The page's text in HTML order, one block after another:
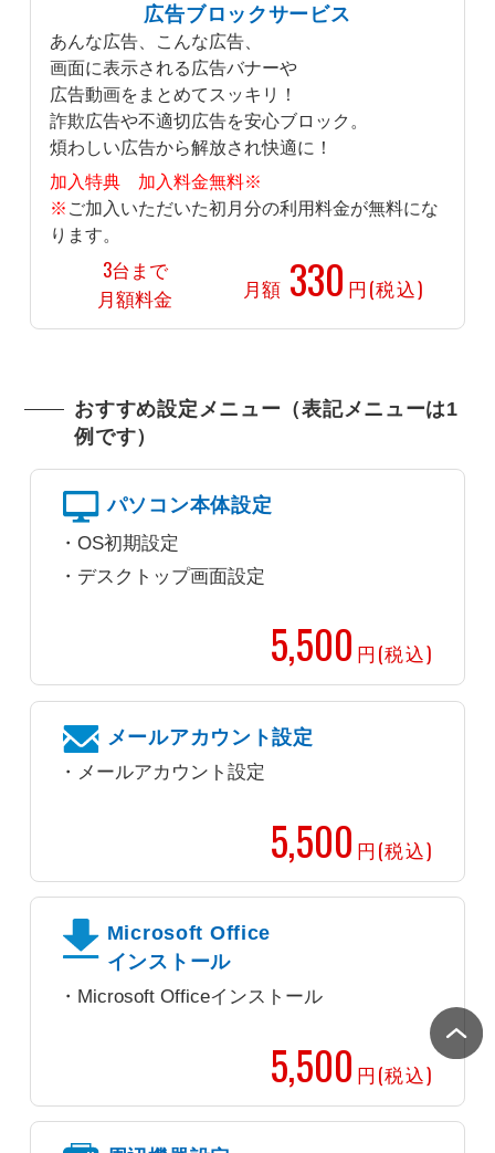
広告ブロックサービス
あんな広告、こんな広告、
画面に表示される広告バナーや
広告動画をまとめてスッキリ！
詐欺広告や不適切広告を安心ブロック。
煩わしい広告から解放され快適に！
加入特典 加入料金無料※
※ ご加入いただいた初月分の利用料金が無料にな
ります。
3台まで
月額料金
月額330 円(税込)
おすすめ設定メニュー（表記メニューは1
例です）
パソコン本体設定
OS初期設定
デスクトップ画面設定
5,500 円(税込)
メールアカウント設定
メールアカウント設定
5,500 円(税込)
Microsoft Office
インストール
Microsoft Officeインストール
5,500 円(税込)